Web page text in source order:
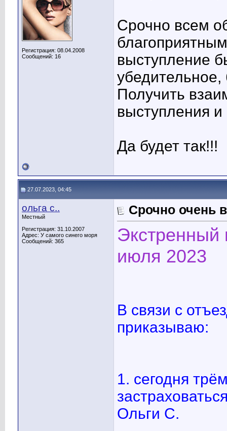
Регистрация: 08.04.2008
Сообщений: 16
Срочно всем
выступление
убедительное,
Получить
выступления
Да будет так!!!
27.07.2023, 04:45
ольга с..
Местный
Регистрация: 31.10.2007
Адрес: У самого синего моря
Сообщений: 365
Срочно очень
Экстренный
июля 2023
В связи с
приказываю:
1. сегодня
Ольги С.